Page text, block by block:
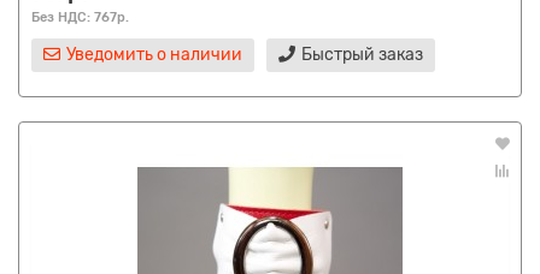
Без НДС: 767р.
Уведомить о наличии Быстрый заказ